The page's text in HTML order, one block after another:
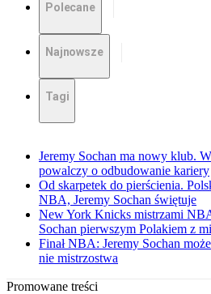
Polecane
Najnowsze
Tagi
Jeremy Sochan ma nowy klub.
powalczy o odbudowanie kariery
Od skarpetek do pierścienia.
NBA, Jeremy Sochan świętuje
New York Knicks mistrzami
Sochan pierwszym Polakiem z
Finał NBA: Jeremy Sochan
nie mistrzostwa
Promowane treści